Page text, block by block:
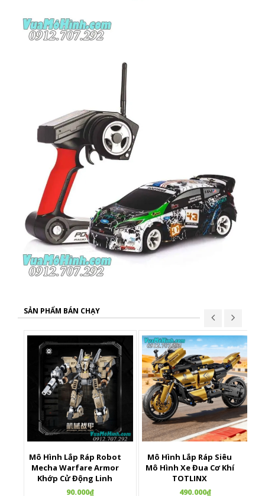
SẢN PHẨM BÁN CHẠY
Mô Hình Lắp Ráp Robot
Mecha Warfare Armor
Khớp Cử Động Linh
Hoạt
90.000₫
Mô Hình Lắp Ráp Siêu
Mô Hình Xe Đua Cơ Khí
TOTLINX
490.000₫